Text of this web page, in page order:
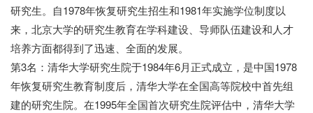
研究生。自1978年恢复研究生招生和1981年实施学位制度以
来，北京大学的研究生教育在学科建设、导师队伍建设和人才
培养方面都得到了迅速、全面的发展。
第3名：清华大学研究生院于1984年6月正式成立，是中国1978
年恢复研究生教育制度后，清华大学在全国高等院校中首先组
建的研究生院。在1995年全国首次研究生院评估中，清华大学